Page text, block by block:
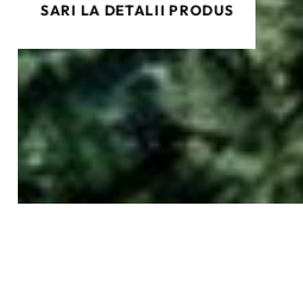
SARI LA DETALII PRODUS